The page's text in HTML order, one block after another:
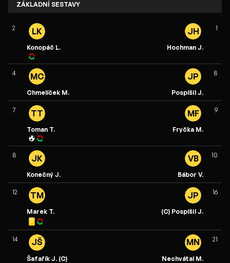
ZÁKLADNÍ SESTAVY
2 LK
Konopáč L. Hochman J.
JH 1
4 MC
Chmelíček M. Pospíšil J.
JP 8
7 TT
Toman T. Fryčka M.
MF 9
8 JK
Konečný J. Bábor V.
VB 10
12 TM
Marek T. (C) Pospíšil J.
JP 16
14 JŠ
Šafařík J. (C) Nechvátal M.
MN 21